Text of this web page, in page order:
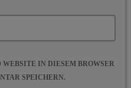
IN DIESEM BROWSER
SPEICHERN.